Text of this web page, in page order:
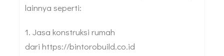
lainnya seperti:
1. Jasa konstruksi rumah
dari https://bintorobuild.co.id